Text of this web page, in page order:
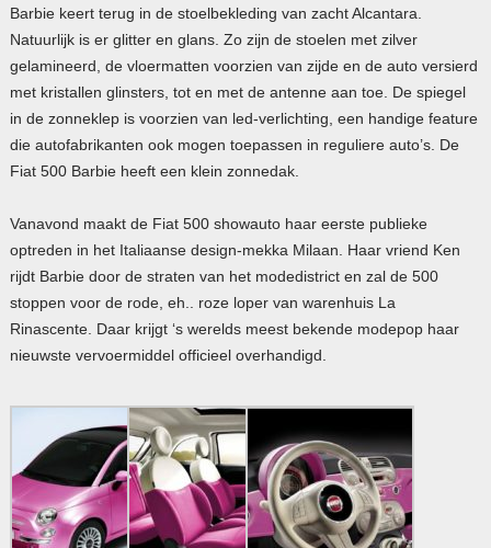
Barbie keert terug in de stoelbekleding van zacht Alcantara.
Natuurlijk is er glitter en glans. Zo zijn de stoelen met zilver
gelamineerd, de vloermatten voorzien van zijde en de auto versierd
met kristallen glinsters, tot en met de antenne aan toe. De spiegel
in de zonneklep is voorzien van led-verlichting, een handige feature
die autofabrikanten ook mogen toepassen in reguliere auto’s. De
Fiat 500 Barbie heeft een klein zonnedak.
Vanavond maakt de Fiat 500 showauto haar eerste publieke
optreden in het Italiaanse design-mekka Milaan. Haar vriend Ken
rijdt Barbie door de straten van het modedistrict en zal de 500
stoppen voor de rode, eh.. roze loper van warenhuis La
Rinascente. Daar krijgt ‘s werelds meest bekende modepop haar
nieuwste vervoermiddel officieel overhandigd.